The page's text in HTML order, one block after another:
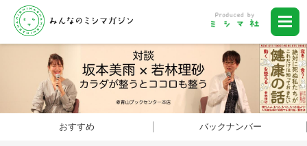
おすすめ バックナンバー